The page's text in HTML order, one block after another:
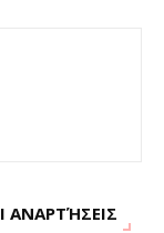
ΑΝΑΡΤΉΣΕΙΣ